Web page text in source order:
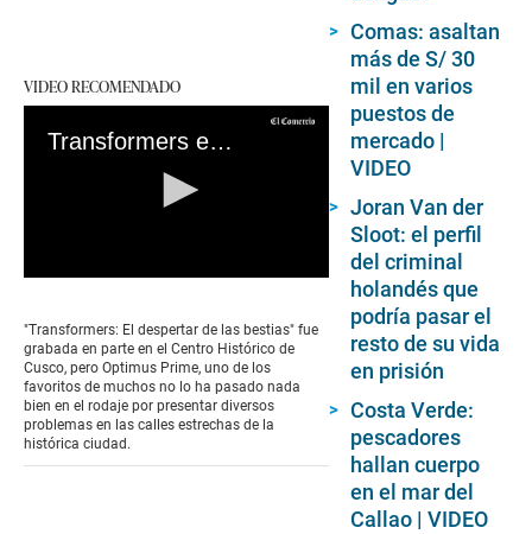
VIDEO RECOMENDADO
Transformers en Cusco: los problemas que tuvo Optimus Prime durante las grabaciones
of
0
seconds
"Transformers: El despertar de las bestias" fue
grabada en parte en el Centro Histórico de
Cusco, pero Optimus Prime, uno de los
favoritos de muchos no lo ha pasado nada
bien en el rodaje por presentar diversos
problemas en las calles estrechas de la
histórica ciudad.
Comas: asaltan
más de S/ 30
mil en varios
puestos de
mercado |
VIDEO
Joran Van der
Sloot: el perfil
del criminal
holandés que
podría pasar el
resto de su vida
en prisión
Costa Verde:
pescadores
hallan cuerpo
en el mar del
Callao | VIDEO